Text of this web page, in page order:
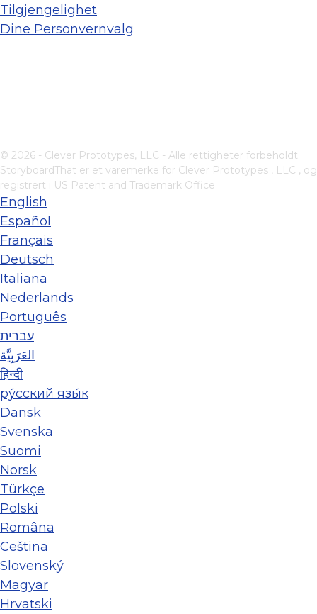
Tilgjengelighet
Dine Personvernvalg
© 2026 - Clever Prototypes, LLC - Alle rettigheter forbeholdt.
StoryboardThat er et varemerke for Clever Prototypes , LLC , og
registrert i US Patent and Trademark Office
English
Español
Français
Deutsch
Italiana
Nederlands
Português
עברית
العَرَبِيَّة
हिन्दी
ру́сский язы́к
Dansk
Svenska
Suomi
Norsk
Türkçe
Polski
Româna
Ceština
Slovenský
Magyar
Hrvatski